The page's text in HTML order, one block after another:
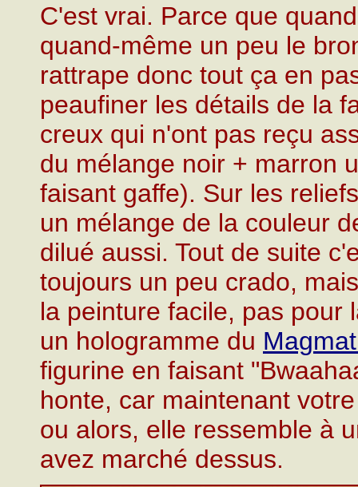
C'est vrai. Parce que
quand-même un peu le
rattrape donc tout ça en
peaufiner les détails de la
creux qui n'ont pas reçu
du mélange noir + marron
faisant gaffe). Sur les
un mélange de la couleur
dilué aussi. Tout de suite
toujours un peu crado,
la peinture facile, pas pour
un hologramme du
figurine en faisant
honte, car maintenant
ou alors, elle ressemble à
avez marché dessus.